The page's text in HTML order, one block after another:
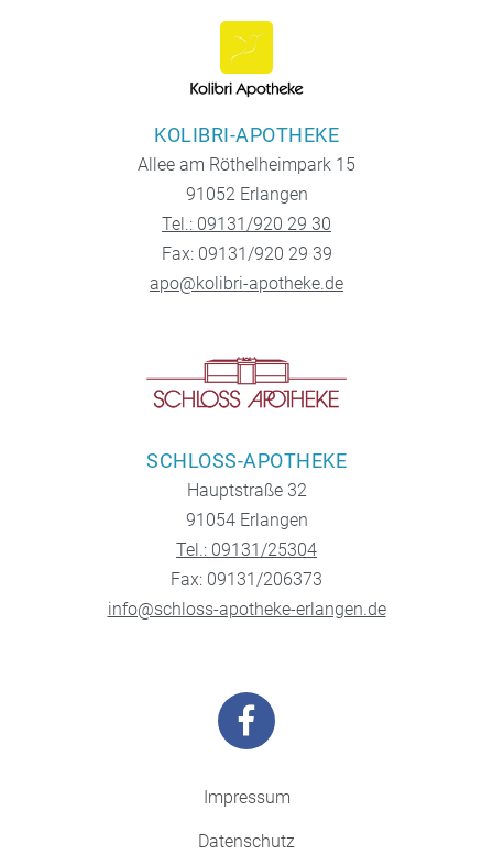
KOLIBRI-APOTHEKE
Allee am Röthelheimpark 15
91052 Erlangen
Tel.: 09131/920 29 30
Fax: 09131/920 29 39
apo@kolibri-apotheke.de
SCHLOSS-APOTHEKE
Hauptstraße 32
91054 Erlangen
Tel.: 09131/25304
Fax: 09131/206373
info@schloss-apotheke-erlangen.de
Impressum
Datenschutz